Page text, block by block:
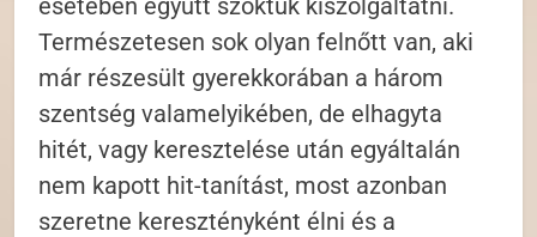
Természetesen sok olyan felnőtt van, aki
már részesült gyerekkorában a három
szentség valamelyikében, de elhagyta
hitét, vagy keresztelése után egyáltalán
nem kapott hit-tanítást, most azonban
szeretne keresztényként élni és a